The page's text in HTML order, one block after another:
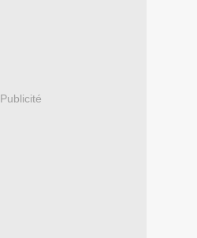
Publicité